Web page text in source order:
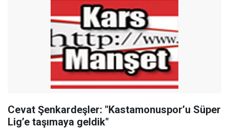
Cevat Şenkardeşler: "Kastamonuspor’u Süper
Lig’e taşımaya geldik"